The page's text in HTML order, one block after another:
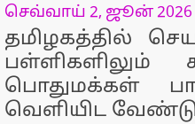
செவ்வாய் 2, ஜூன் 2026
தமிழகத்தில்
பொதுமக்கள்
வெளியிட